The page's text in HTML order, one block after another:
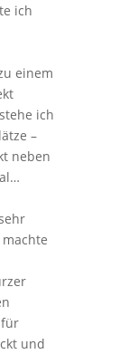
ich
einem
ich
–
neben
und